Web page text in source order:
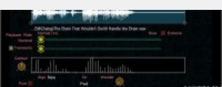
SamplePRO.ru
beta